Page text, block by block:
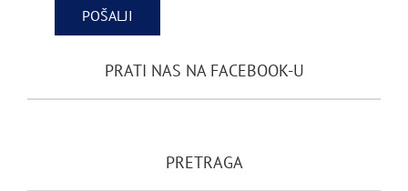
PRATI NAS NA FACEBOOK-U
PRETRAGA